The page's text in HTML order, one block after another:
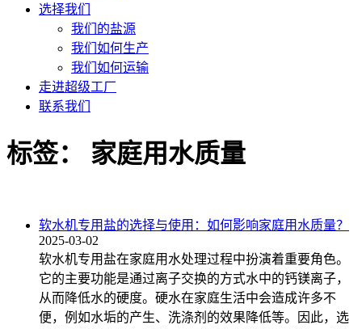
选择我们
我们的盐源
我们如何生产
我们如何运输
走进超级工厂
联系我们
标签： 家庭用水质量
软水机专用盐的选择与使用：如何影响家庭用水质量？
2025-03-02
软水机专用盐在家庭用水处理过程中扮演着重要角色。
它的主要功能是通过离子交换的方式水中的钙镁离子，
从而降低水的硬度。硬水在家庭生活中会造成许多不
便，例如水垢的产生、洗涤剂的效果降低等。因此，选